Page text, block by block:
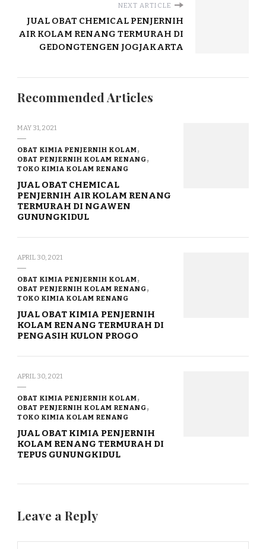
NEXT ARTICLE
JUAL OBAT CHEMICAL PENJERNIH
AIR KOLAM RENANG TERMURAH DI
GEDONGTENGEN JOGJAKARTA
Recommended Articles
MAY 31, 2021
OBAT KIMIA PENJERNIH KOLAM
OBAT PENJERNIH KOLAM RENANG
TOKO KIMIA KOLAM RENANG
JUAL OBAT CHEMICAL
PENJERNIH AIR KOLAM RENANG
TERMURAH DI NGAWEN
GUNUNGKIDUL
APRIL 30, 2021
OBAT KIMIA PENJERNIH KOLAM
OBAT PENJERNIH KOLAM RENANG
TOKO KIMIA KOLAM RENANG
JUAL OBAT KIMIA PENJERNIH
KOLAM RENANG TERMURAH DI
PENGASIH KULON PROGO
APRIL 30, 2021
OBAT KIMIA PENJERNIH KOLAM
OBAT PENJERNIH KOLAM RENANG
TOKO KIMIA KOLAM RENANG
JUAL OBAT KIMIA PENJERNIH
KOLAM RENANG TERMURAH DI
TEPUS GUNUNGKIDUL
Leave a Reply